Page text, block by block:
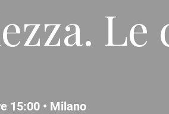
Le
15:00 • Milano